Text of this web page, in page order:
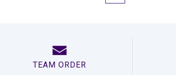
TEAM ORDER